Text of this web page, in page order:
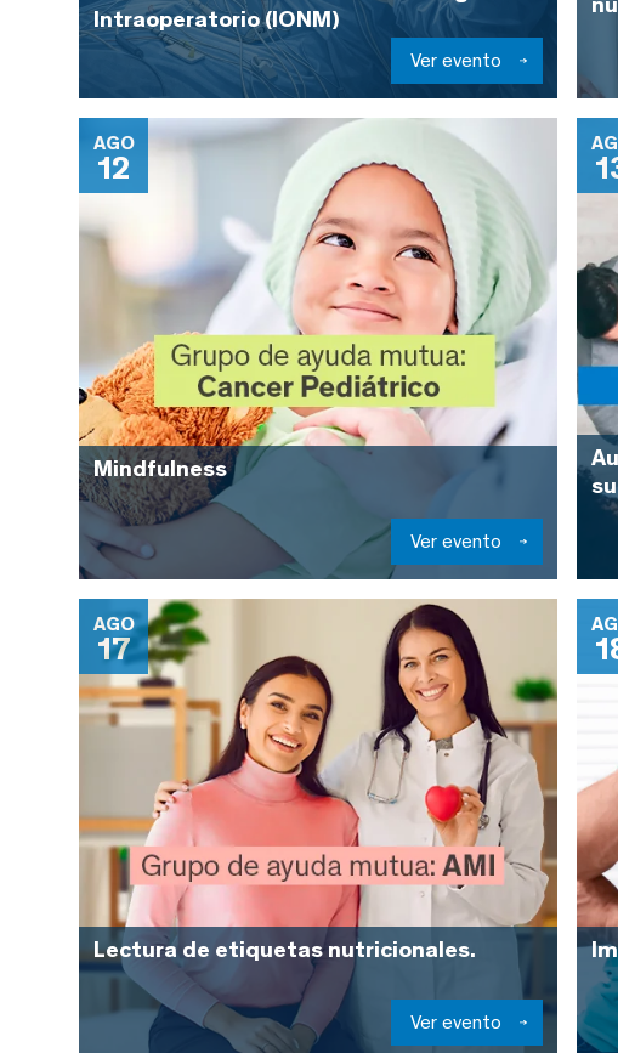
Intraoperatorio (IONM)
Ver evento
AGO
12
Mindfulness
Ver evento
AGO
17
Lectura de etiquetas nutricionales.
Ver evento